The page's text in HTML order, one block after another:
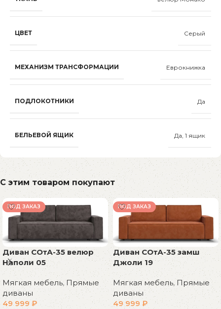
ЦВЕТ Серый
МЕХАНИЗМ ТРАНСФОРМАЦИИ Еврокнижка
ПОДЛОКОТНИКИ Да
БЕЛЬЕВОЙ ЯЩИК Да, 1 ящик
С этим товаром покупают
ПОД ЗАКАЗ
Диван СОтА-35 велюр
Наполи 05
Мягкая мебель,Прямые
диваны
49 999₽
ПОД ЗАКАЗ
Диван СОтА-35 замш
Джоли 19
Мягкая мебель, Прямые
диваны
49 999 ₽